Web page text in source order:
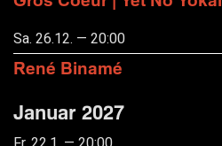
Sa. 26.12. — 20:00
René Binamé
Januar 2027